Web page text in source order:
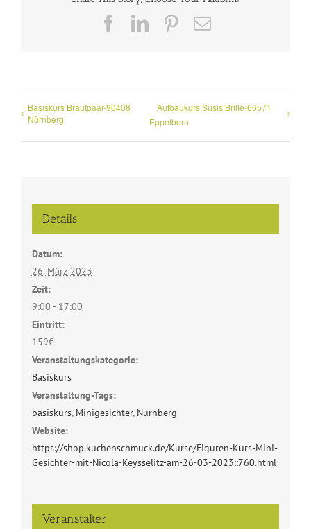
Facebook
LinkedInPinterest
E-
Basiskurs Brautpaar-90408
Nürnberg
Aufbaukurs Susis Brille-66571
Eppelborn
Details
Datum:
26. März 2023
Zeit:
9:00 - 17:00
Eintritt:
159€
Veranstaltungskategorie:
Basiskurs
Veranstaltung-Tags:
basiskurs, Minigesichter, Nürnberg
Website:
https://shop.kuchenschmuck.de/Kurse/Figuren-Kurs-Mini-
Gesichter-mit-Nicola-Keysselitz-am-26-03-2023::760.html
Veranstalter